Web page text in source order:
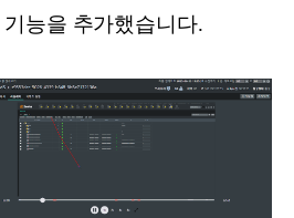
능을 추가했습니다.